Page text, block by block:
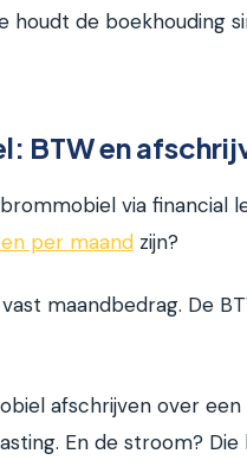
houdt de boekhouding
BTW en
via financial
per maand zijn?
maandbedrag. De
afschrijven over een
En de stroom?